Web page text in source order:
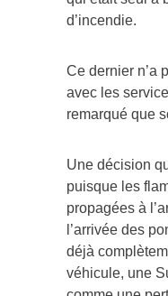
d’incendie.
Ce dernier n’a
avec les
remarqué que
Une décision
puisque les
propagées à
l’arrivée des
déjà
véhicule, une
comme une